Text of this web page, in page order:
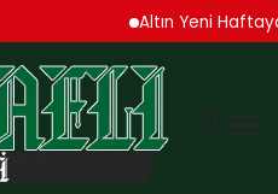
Altın Yeni Haftaya